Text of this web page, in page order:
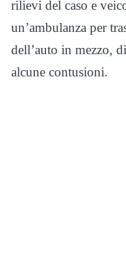
rilievi del caso e
un’ambulanza per
dell’auto in mezzo,
alcune contusioni.